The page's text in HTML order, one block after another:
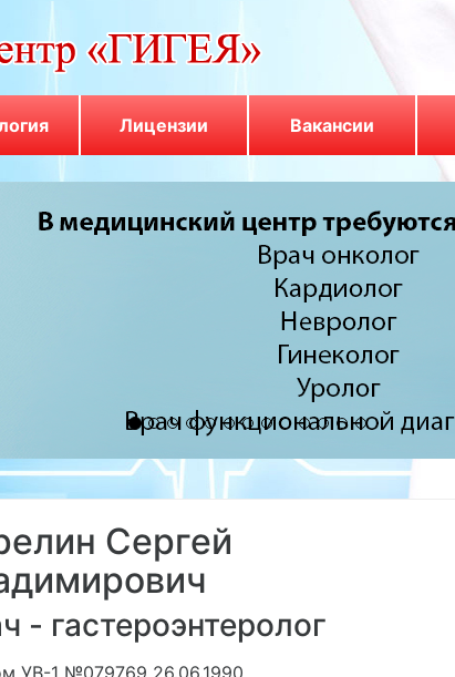
Лицензии Вакансии
Сергей
- гастероэнтеролог
УВ-1 №079769 26.06.1990